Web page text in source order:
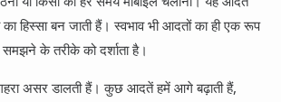
का हिस्सा बन जाती हैं। स्वभाव भी आदतों का ही एक रूप
के तरीके को दर्शाता है।
असर डालती हैं। कुछ आदतें हमें आगे बढ़ाती हैं,